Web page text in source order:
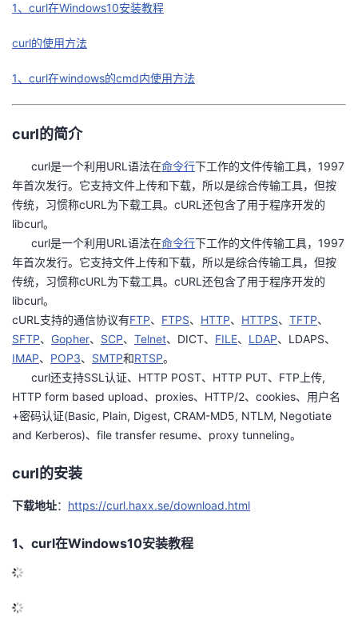
我
客
论
坛
的
圈
子
我
的
直
播
我
的
活
动
我
的
关
注
者
我
的
课
程
我
的
认
证
我
的
实
验
我
的
收
藏
支
的
技
术
支
持
我
的
云
声
建
议
1、curl在Windows10安装教程
curl的使用方法
1、curl在windows的cmd内使用方法
curl的简介
curl是一个利用URL语法在命令行下工作的文件传输工具，1997
年首次发行。它支持文件上传和下载，所以是综合传输工具，但按
传统，习惯称cURL为下载工具。cURL还包含了用于程序开发的
libcurl。
curl是一个利用URL语法在命令行下工作的文件传输工具，1997
年首次发行。它支持文件上传和下载，所以是综合传输工具，但按
传统，习惯称cURL为下载工具。cURL还包含了用于程序开发的
libcurl。
cURL支持的通信协议有FTP、 FTPS、 HTTP、 HTTPS、 TFTP、
SFTP、 Gopher、 SCP、 Telnet、DICT、 FILE、 LDAP、LDAPS、
IMAP、 POP3、 SMTP和RTSP。
curl还支持SSL认证、HTTP POST、HTTP PUT、FTP上传,
HTTP form based upload、proxies、HTTP/2、cookies、用户名
+密码认证(Basic, Plain, Digest, CRAM-MD5, NTLM, Negotiate
and Kerberos)、file transfer resume、proxy tunneling。
curl的安装
下载地址： https://curl.haxx.se/download.html
1、curl在Windows10安装教程